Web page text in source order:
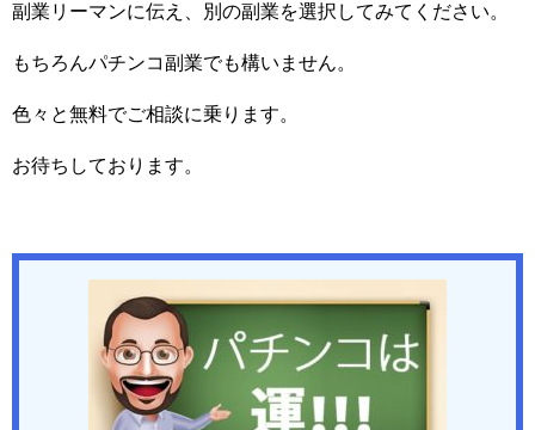
副業リーマンに伝え、別の副業を選択してみてください。
もちろんパチンコ副業でも構いません。
色々と無料でご相談に乗ります。
お待ちしております。